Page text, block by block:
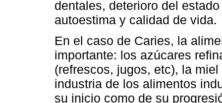
dentales, deterioro del
autoestima y calidad de vida.
En el caso de Caries, la
importante: los azúcares
(refrescos, jugos, etc), la
industria de los alimentos
su inicio como de su